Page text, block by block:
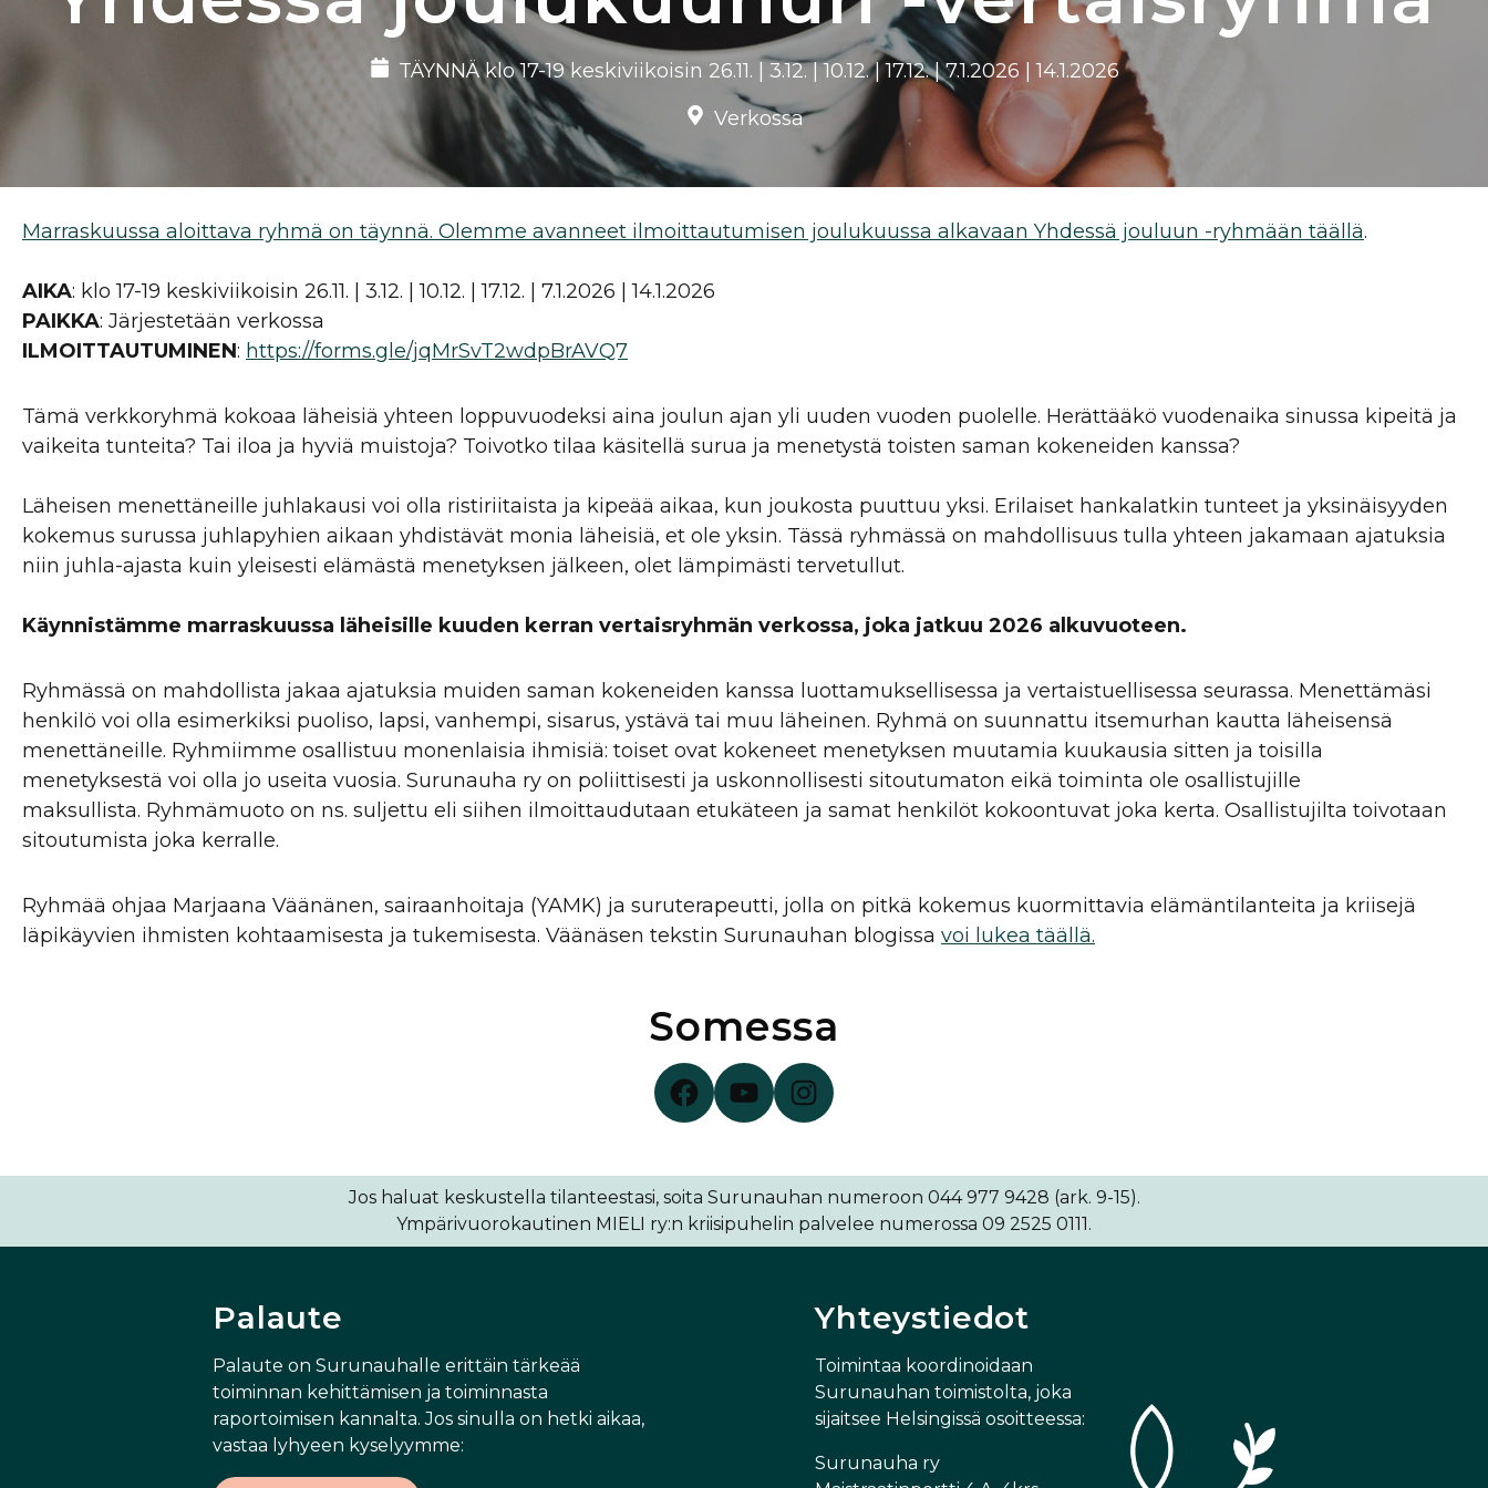
TÄYNNÄ klo 17-19 keskiviikoisin 26.11. | 3.12. | 10.12. | 17.12. | 7.1.2026 | 14.1.2026
Verkossa
Marraskuussa aloittava ryhmä on täynnä. Olemme avanneet ilmoittautumisen joulukuussa alkavaan Yhdessä jouluun -ryhmään täällä.
AIKA: klo 17-19 keskiviikoisin 26.11. | 3.12. | 10.12. | 17.12. | 7.1.2026 | 14.1.2026
PAIKKA: Järjestetään verkossa
ILMOITTAUTUMINEN: https://forms.gle/jqMrSvT2wdpBrAVQ7
Tämä verkkoryhmä kokoaa läheisiä yhteen loppuvuodeksi aina joulun ajan yli uuden vuoden puolelle. Herättääkö vuodenaika sinussa kipeitä ja
vaikeita tunteita? Tai iloa ja hyviä muistoja? Toivotko tilaa käsitellä surua ja menetystä toisten saman kokeneiden kanssa?
Läheisen menettäneille juhlakausi voi olla ristiriitaista ja kipeää aikaa, kun joukosta puuttuu yksi. Erilaiset hankalatkin tunteet ja yksinäisyyden
kokemus surussa juhlapyhien aikaan yhdistävät monia läheisiä, et ole yksin. Tässä ryhmässä on mahdollisuus tulla yhteen jakamaan ajatuksia
niin juhla-ajasta kuin yleisesti elämästä menetyksen jälkeen, olet lämpimästi tervetullut.
Käynnistämme marraskuussa läheisille kuuden kerran vertaisryhmän verkossa, joka jatkuu 2026 alkuvuoteen.
Ryhmässä on mahdollista jakaa ajatuksia muiden saman kokeneiden kanssa luottamuksellisessa ja vertaistuellisessa seurassa. Menettämäsi
henkilö voi olla esimerkiksi puoliso, lapsi, vanhempi, sisarus, ystävä tai muu läheinen. Ryhmä on suunnattu itsemurhan kautta läheisensä
menettäneille. Ryhmiimme osallistuu monenlaisia ihmisiä: toiset ovat kokeneet menetyksen muutamia kuukausia sitten ja toisilla
menetyksestä voi olla jo useita vuosia. Surunauha ry on poliittisesti ja uskonnollisesti sitoutumaton eikä toiminta ole osallistujille
maksullista. Ryhmämuoto on ns. suljettu eli siihen ilmoittaudutaan etukäteen ja samat henkilöt kokoontuvat joka kerta. Osallistujilta toivotaan
sitoutumista joka kerralle.
Ryhmää ohjaa Marjaana Väänänen, sairaanhoitaja (YAMK) ja suruterapeutti, jolla on pitkä kokemus kuormittavia elämäntilanteita ja kriisejä
läpikäyvien ihmisten kohtaamisesta ja tukemisesta. Väänäsen tekstin Surunauhan blogissa voi lukea täällä.
Somessa
Surunauha Facebookissa
Surunauha YouTubessa
Surunauha Instagramissa
Jos haluat keskustella tilanteestasi, soita Surunauhan numeroon 044 977 9428 (ark. 9-15).
Ympärivuorokautinen MIELI ry:n kriisipuhelin palvelee numerossa 09 2525 0111.
Palaute
Palaute on Surunauhalle erittäin tärkeää
toiminnan kehittämisen ja toiminnasta
raportoimisen kannalta. Jos sinulla on hetki aikaa,
vastaa lyhyeen kyselyymme:
Yhteystiedot
Toimintaa koordinoidaan
Surunauhan toimistolta, joka
sijaitsee Helsingissä osoitteessa:
Surunauha ry